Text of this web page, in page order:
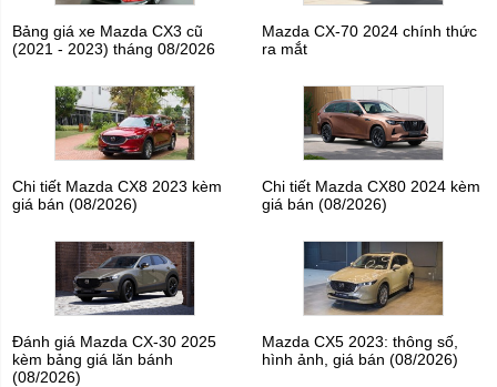
Bảng giá xe Mazda CX3 cũ
(2021 - 2023) tháng 08/2026
Mazda CX-70 2024 chính thức
ra mắt
Chi tiết Mazda CX8 2023 kèm
giá bán (08/2026)
Chi tiết Mazda CX80 2024 kèm
giá bán (08/2026)
Đánh giá Mazda CX-30 2025
kèm bảng giá lăn bánh
(08/2026)
Mazda CX5 2023: thông số,
hình ảnh, giá bán (08/2026)